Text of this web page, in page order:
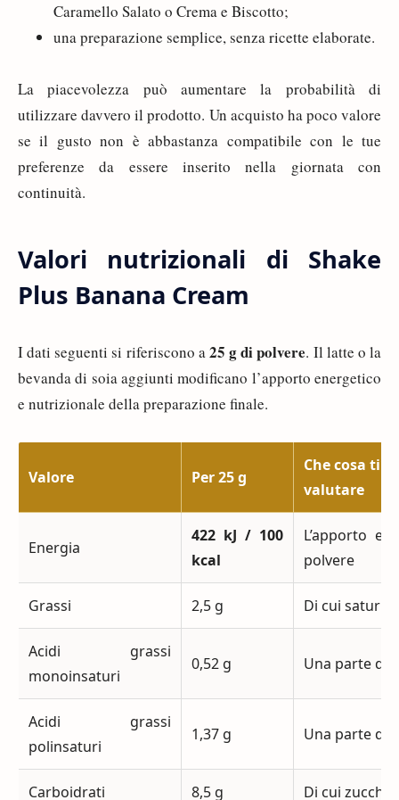
Caramello Salato o Crema e Biscotto;
una preparazione semplice, senza ricette elaborate.
La piacevolezza può aumentare la probabilità di
utilizzare davvero il prodotto. Un acquisto ha poco valore
se il gusto non è abbastanza compatibile con le tue
preferenze da essere inserito nella giornata con
continuità.
Valori nutrizionali di Shake
Plus Banana Cream
I dati seguenti si riferiscono a 25 g di polvere. Il latte o la
bevanda di soia aggiunti modificano l’apporto energetico
e nutrizionale della preparazione finale.
Valore Per 25 g
Che cosa ti
valutare
Energia
422 kJ / 100
kcal
L’apporto
polvere
Grassi 2,5 g Di cui saturi
Acidi grassi
monoinsaturi
0,52 g Una parte
Acidi grassi
polinsaturi
1,37 g Una parte
Carboidrati 8,5 g Di cui